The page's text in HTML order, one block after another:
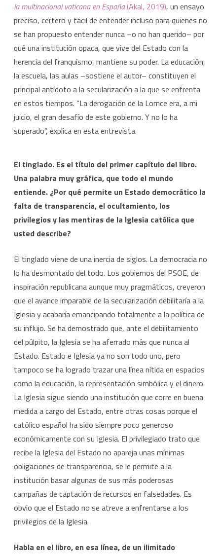
la multinacional vaticana en España(Akal, 2019), un ensayo
preciso, certero y fácil de entender incluso para quienes no
se han propuesto entender nunca –o no han querido– por
qué una institución opaca, que vive del Estado con la
herencia del franquismo, mantiene su poder. La educación,
la escuela, las aulas –sostiene el autor– constituyen el
principal antídoto a la secularización a la que se enfrenta
en estos tiempos. “La derogación de la Lomce era, a mi
juicio, el gran desafío de este gobierno. Y no lo ha
superado”, explica en esta entrevista.
El tinglado. Es el título del primer capítulo del libro.
Una palabra muy gráfica, que todo el mundo
entiende. ¿Por qué permite un Estado democrático la
falta de transparencia, el ocultamiento, los
privilegios y las mentiras de la Iglesia católica que
usted describe?
El tinglado viene de una inercia de siglos. La democracia no
lo ha desmontado del todo. Los gobiernos del PSOE, de
inspiración republicana aunque muy pragmáticos, creyeron
que el avance imparable de la secularización debilitaría a la
Iglesia y acabaría emancipando totalmente a la política de
su influjo. Se ha demostrado que, ante el debilitamiento
del púlpito, la Iglesia se ha aferrado más que nunca al
Estado. Estado e Iglesia ya no son todo uno, pero
tampoco se ha logrado trazar una línea nítida en espacios
como la educación, la representación simbólica y el dinero.
La Iglesia sigue siendo una institución que corre en buena
medida a cargo del Estado, entre otras cosas porque el
católico español ha sido siempre poco generoso
económicamente con su Iglesia. El privilegiado trato que
recibe la Iglesia del Estado no apareja unas mínimas
obligaciones de transparencia, se le permite a la
institución basar algunas de sus más poderosas
campañas de captación de recursos en falsedades. Es
obvio que el Estado no se atreve a enfrentarse a los
privilegios de la Iglesia.
Habla en el libro, en esa línea, de un ilimitado